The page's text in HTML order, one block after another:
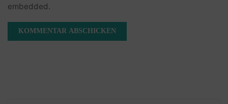
embedded.